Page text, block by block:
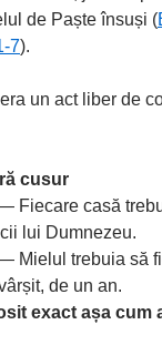
de Paște însuși (
7).
un act liber de
cusur
Fiecare casă
lui Dumnezeu.
Mielul trebuia să
de un an.
exact așa cum